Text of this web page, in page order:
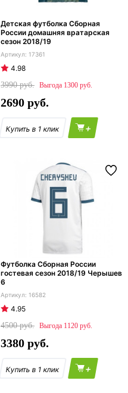
Детская футболка Сборная
России домашняя вратарская
сезон 2018/19
17361
4.98
3990
1300
2690
+
Футболка Сборная России
гостевая сезон 2018/19 Черышев
6
16582
4.95
4500
1120
3380
+